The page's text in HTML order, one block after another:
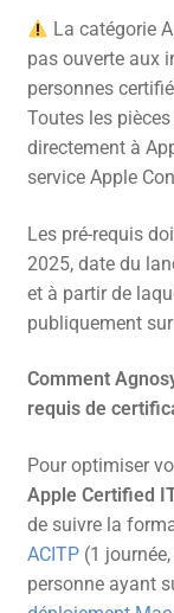
La catégorie
pas ouverte aux
personnes
Toutes les
directement à
service Apple
Les pré-requis
2025, date du
et à partir de
publiquement
Comment
requis de
Pour optimiser
Apple Certified
de suivre la
ACITP(1 journée,
personne ayant